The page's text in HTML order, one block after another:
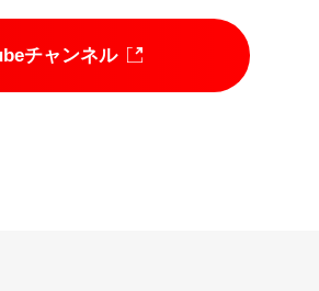
チャンネル